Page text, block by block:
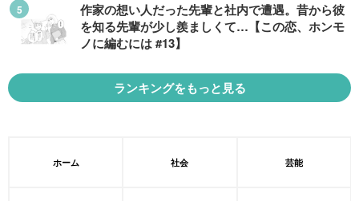
作家の想い人だった先輩と社内で遭遇。昔から彼
を知る先輩が少し羨ましくて…【この恋、ホンモ
ノに編むには #13】
ランキングをもっと見る
ホーム 社会 芸能